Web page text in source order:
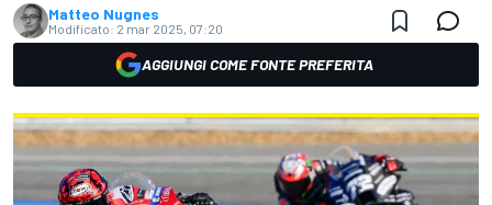
Matteo Nugnes
Modificato: 2 mar 2025, 07:20
AGGIUNGI COME FONTE PREFERITA